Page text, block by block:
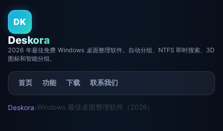
DK
Deskora
2026 年最佳免费 Windows 桌面整理软件。自动分组、NTFS 即时搜索、3D
图标和智能分组。
首页 功能 下载 联系我们
Deskora›Windows 最佳桌面整理软件（2026）